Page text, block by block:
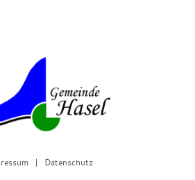
| Datenschutz